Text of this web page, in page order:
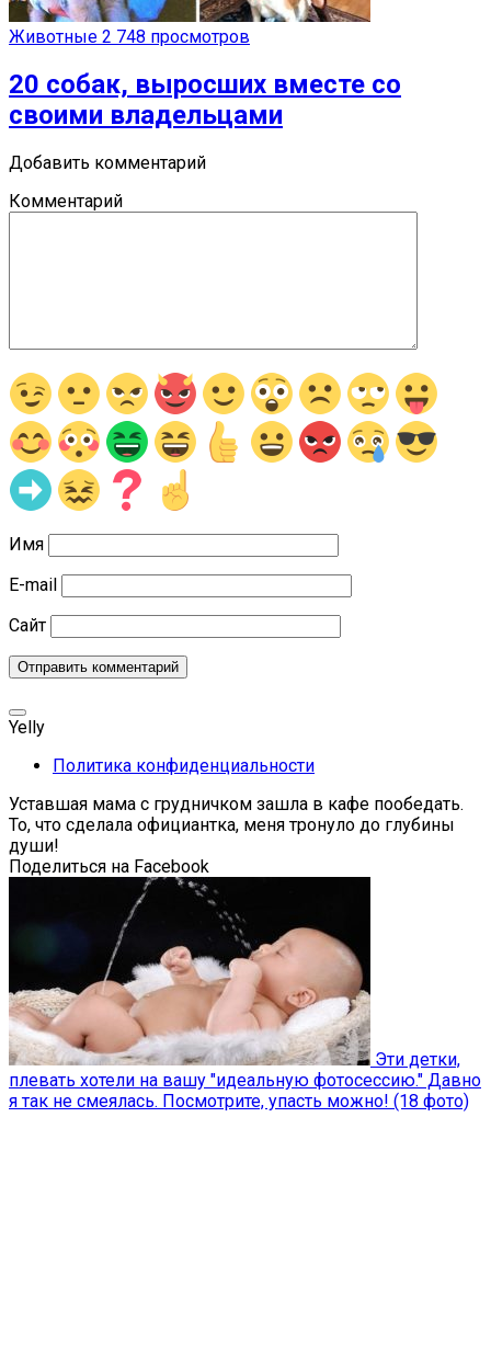
Животные 2 748 просмотров
20 собак, выросших вместе со
своими владельцами
Добавить комментарий
Комментарий
Имя
E-mail
Сайт
Yelly
Политика конфиденциальности
Уставшая мама с грудничком зашла в кафе пообедать.
То, что сделала официантка, меня тронуло до глубины
души!
Поделиться на Facebook
Эти детки,
плевать хотели на вашу ″идеальную фотосессию.″ Давно
я так не смеялась. Посмотрите, упасть можно! (18 фото)